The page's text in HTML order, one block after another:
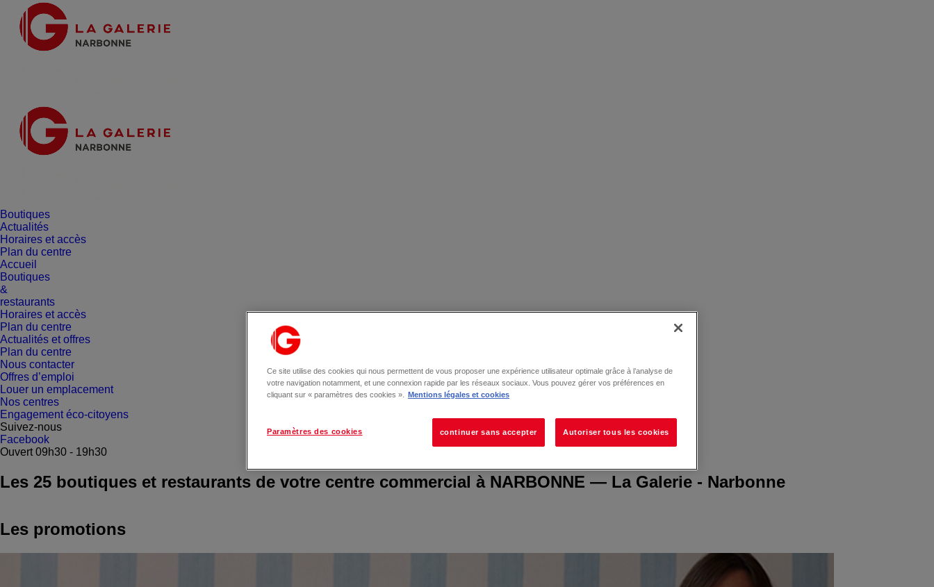
Boutiques
Actualités
Horaires et accès
Plan du centre
Accueil
Boutiques
&
restaurants
Horaires et accès
Plan du centre
Actualités et offres
Plan du centre
Nous contacter
Offres d’emploi
Louer un emplacement
Nos centres
Engagement éco-citoyens
Suivez-nous
Facebook
Ouvert 09h30 - 19h30
Les 25 boutiques et restaurants de votre centre commercial à NARBONNE — La Galerie - Narbonne
Les promotions
Ce site utilise des cookies qui nous permettent de vous proposer une expérience utilisateur optimale grâce à l’analyse de
votre navigation notamment, et une connexion rapide par les réseaux sociaux. Vous pouvez gérer vos préférences en
cliquant sur « paramètres des cookies ».
Mentions légales et cookies
Paramètres des cookies continuer sans accepter Autoriser tous les cookies